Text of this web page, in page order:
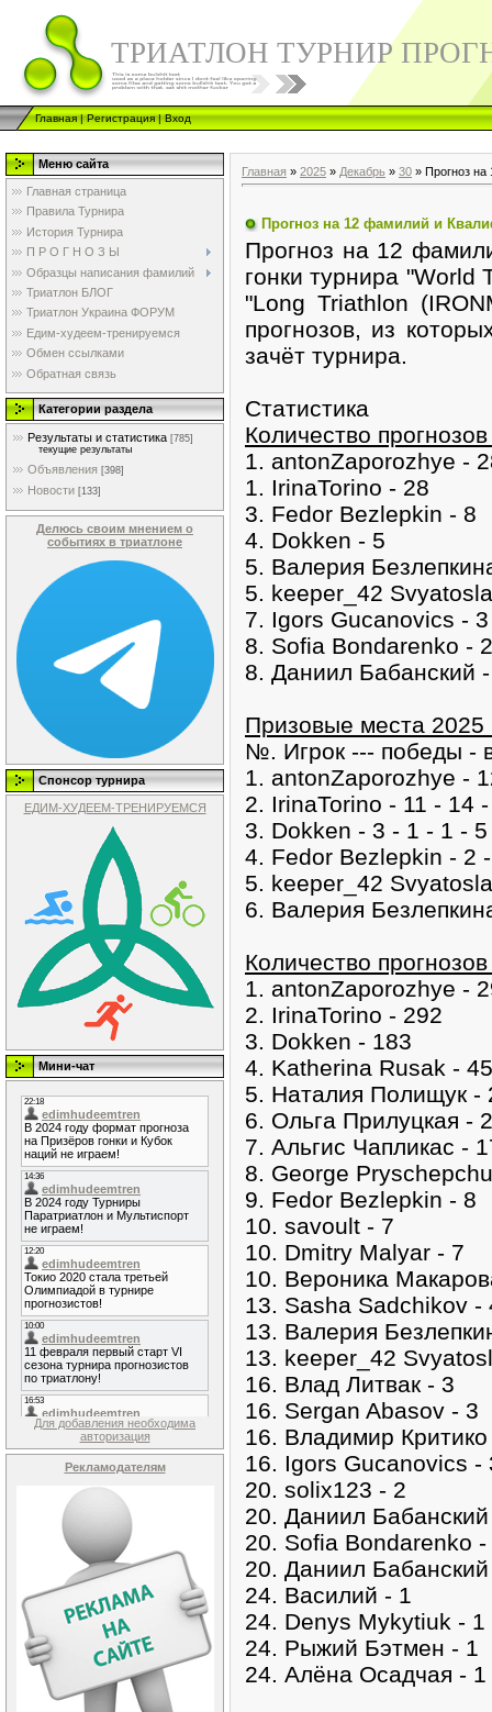
ТРИАТЛОН ТУРНИР
Главная|Регистрация|Вход
Меню сайта
Главная страница
Правила Турнира
История Турнира
П Р О Г Н О З Ы
Образцы написания фамилий
Триатлон БЛОГ
Триатлон Украина ФОРУМ
Едим-худеем-тренируемся
Обмен ссылками
Обратная связь
Категории раздела
Результаты и статистика [785]
текущие результаты
Объявления [398]
Новости [133]
Делюсь своим мнением о
событиях в триатлоне
Спонсор турнира
ЕДИМ-ХУДЕЕМ-ТРЕНИРУЕМСЯ
Мини-чат
Для добавления необходима
авторизация
Рекламодателям
Главная » 2025 » Декабрь » 30 » Прогноз на
Прогноз на 12 фамилий и
Прогноз на 12
гонки турнира "World
"Long Triathlon
прогнозов, из
зачёт турнира.
Статистика
Количество
1. antonZaporozhye -
1. IrinaTorino - 28
3. Fedor Bezlepkin - 8
4. Dokken - 5
5. Валерия
5. keeper_42
7. Igors Gucanovics - 3
8. Sofia Bondarenko - 2
8. Даниил Бабанский
Призовые места 2025
№. Игрок --- победы -
1. antonZaporozhye -
2. IrinaTorino - 11 - 14
3. Dokken - 3 - 1 - 1 - 5
4. Fedor Bezlepkin - 2
5. keeper_42
6. Валерия
Количество
1. antonZaporozhye -
2. IrinaTorino - 292
3. Dokken - 183
4. Katherina Rusak - 45
5. Наталия Полищук -
6. Ольга Прилуцкая -
7. Альгис Чапликас -
8. George
9. Fedor Bezlepkin - 8
10. savoult - 7
10. Dmitry Malyar - 7
10. Вероника
13. Sasha Sadchikov -
13. Валерия
13. keeper_42
16. Влад Литвак - 3
16. Sergan Abasov - 3
16. Владимир
16. Igors Gucanovics -
20. solix123 - 2
20. Даниил
20. Sofia Bondarenko -
20. Даниил
24. Василий - 1
24. Denys Mykytiuk - 1
24. Рыжий Бэтмен - 1
24. Алёна Осадчая - 1